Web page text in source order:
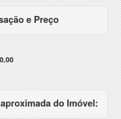
e Preço
do Imóvel: